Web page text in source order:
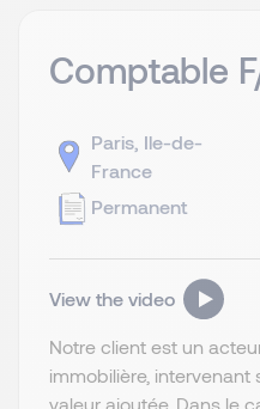
Comptable
Paris, Ile-de-
France
Permanent
View the video
Notre client est un
immobilière,
valeur ajoutée. Dans le